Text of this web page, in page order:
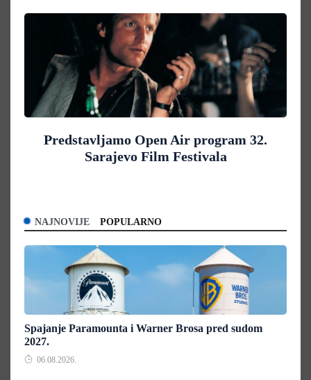
Predstavljamo Open Air program 32.
Sarajevo Film Festivala
NAJNOVIJE POPULARNO
Spajanje Paramounta i Warner Brosa pred sudom
2027.
06.08.2026.